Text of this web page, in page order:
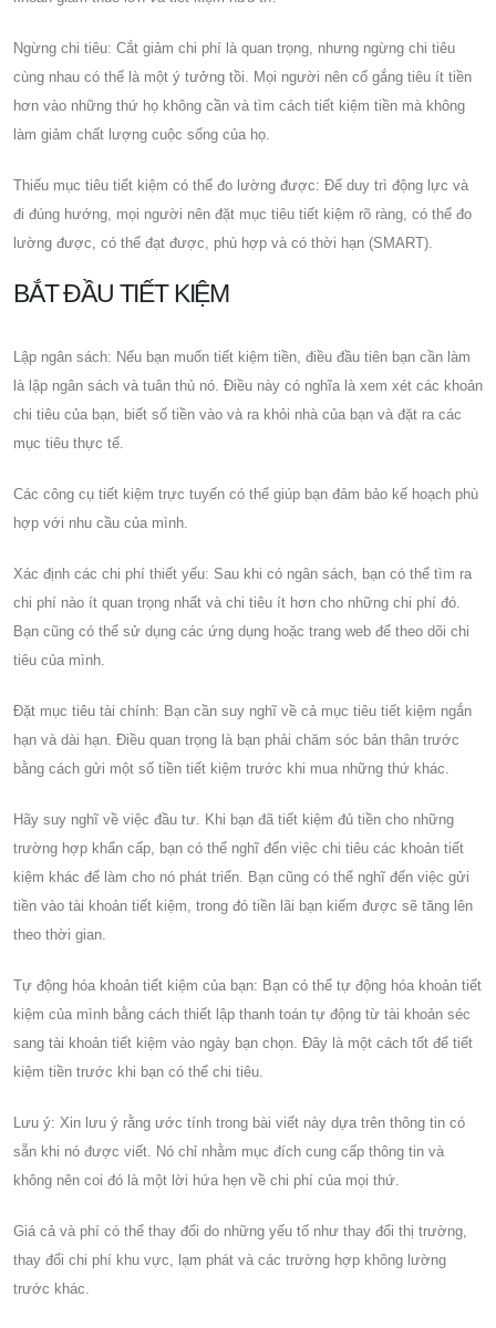
Ngừng chi tiêu: Cắt giảm chi phí là quan trọng, nhưng ngừng chi tiêu
cùng nhau có thể là một ý tưởng tồi. Mọi người nên cố gắng tiêu ít tiền
hơn vào những thứ họ không cần và tìm cách tiết kiệm tiền mà không
làm giảm chất lượng cuộc sống của họ.
Thiếu mục tiêu tiết kiệm có thể đo lường được: Để duy trì động lực và
đi đúng hướng, mọi người nên đặt mục tiêu tiết kiệm rõ ràng, có thể đo
lường được, có thể đạt được, phù hợp và có thời hạn (SMART).
BẮT ĐẦU TIẾT KIỆM
Lập ngân sách: Nếu bạn muốn tiết kiệm tiền, điều đầu tiên bạn cần làm
là lập ngân sách và tuân thủ nó. Điều này có nghĩa là xem xét các khoản
chi tiêu của bạn, biết số tiền vào và ra khỏi nhà của bạn và đặt ra các
mục tiêu thực tế.
Các công cụ tiết kiệm trực tuyến có thể giúp bạn đảm bảo kế hoạch phù
hợp với nhu cầu của mình.
Xác định các chi phí thiết yếu: Sau khi có ngân sách, bạn có thể tìm ra
chi phí nào ít quan trọng nhất và chi tiêu ít hơn cho những chi phí đó.
Bạn cũng có thể sử dụng các ứng dụng hoặc trang web để theo dõi chi
tiêu của mình.
Đặt mục tiêu tài chính: Bạn cần suy nghĩ về cả mục tiêu tiết kiệm ngắn
hạn và dài hạn. Điều quan trọng là bạn phải chăm sóc bản thân trước
bằng cách gửi một số tiền tiết kiệm trước khi mua những thứ khác.
Hãy suy nghĩ về việc đầu tư. Khi bạn đã tiết kiệm đủ tiền cho những
trường hợp khẩn cấp, bạn có thể nghĩ đến việc chi tiêu các khoản tiết
kiệm khác để làm cho nó phát triển. Bạn cũng có thể nghĩ đến việc gửi
tiền vào tài khoản tiết kiệm, trong đó tiền lãi bạn kiếm được sẽ tăng lên
theo thời gian.
Tự động hóa khoản tiết kiệm của bạn: Bạn có thể tự động hóa khoản tiết
kiệm của mình bằng cách thiết lập thanh toán tự động từ tài khoản séc
sang tài khoản tiết kiệm vào ngày bạn chọn. Đây là một cách tốt để tiết
kiệm tiền trước khi bạn có thể chi tiêu.
Lưu ý: Xin lưu ý rằng ước tính trong bài viết này dựa trên thông tin có
sẵn khi nó được viết. Nó chỉ nhằm mục đích cung cấp thông tin và
không nên coi đó là một lời hứa hẹn về chi phí của mọi thứ.
Giá cả và phí có thể thay đổi do những yếu tố như thay đổi thị trường,
thay đổi chi phí khu vực, lạm phát và các trường hợp không lường
trước khác.